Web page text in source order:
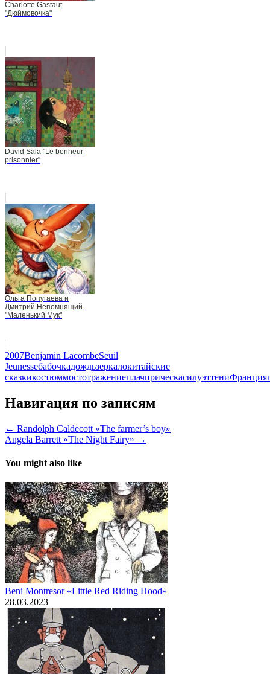
Charlotte Gastaut
"Дюймовочка"
David Sala "Le bonheur
prisonnier"
Ольга Попугаева и
Дмитрий Непомнящий
"Маленький Мук"
2007Benjamin LacombeSeuil
Jeunesseбабочкадождьзеркалокитайские
сказкикостюммостотражениеплачприческасилуэттениФранция
Навигация по записям
← Randolph Caldecott «The farmer’s boy»
Angela Barrett «The Night Fairy» →
You might also like
Beni Montresor «Little Red Riding Hood»
28.03.2023